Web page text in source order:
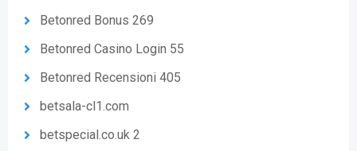
Betonred Bonus 269
Betonred Casino Login 55
Betonred Recensioni 405
betsala-cl1.com
betspecial.co.uk 2